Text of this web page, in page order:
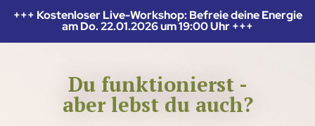
+++ Kostenloser Live-Workshop: Befreie deine Energie
am Do. 22.01.2026 um 19:00 Uhr +++
Du funktionierst -
aber lebst du auch?